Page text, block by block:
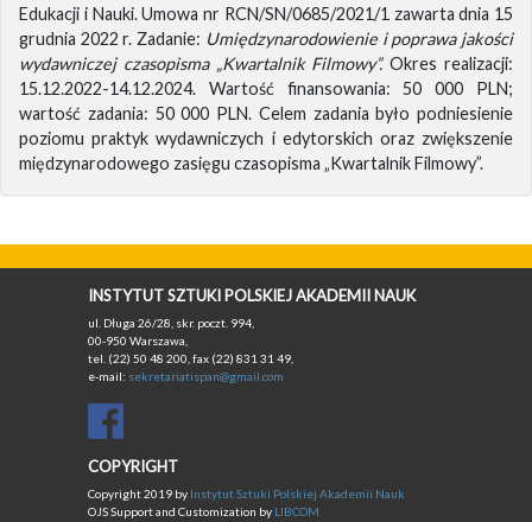
Edukacji i Nauki. Umowa nr RCN/SN/0685/2021/1 zawarta dnia 15
grudnia 2022 r. Zadanie: Umiędzynarodowienie i poprawa jakości
wydawniczej czasopisma „Kwartalnik Filmowy”.Okres realizacji:
15.12.2022-14.12.2024. Wartość finansowania: 50 000 PLN;
wartość zadania: 50 000 PLN. Celem zadania było podniesienie
poziomu praktyk wydawniczych i edytorskich oraz zwiększenie
międzynarodowego zasięgu czasopisma „Kwartalnik Filmowy”.
INSTYTUT SZTUKI POLSKIEJ AKADEMII NAUK
ul. Długa 26/28, skr. poczt. 994,
00-950 Warszawa,
tel. (22) 50 48 200, fax (22) 831 31 49,
e-mail: sekretariatispan@gmail.com
COPYRIGHT
Copyright 2019 by Instytut Sztuki Polskiej Akademii Nauk
OJS Support and Customization by LIBCOM